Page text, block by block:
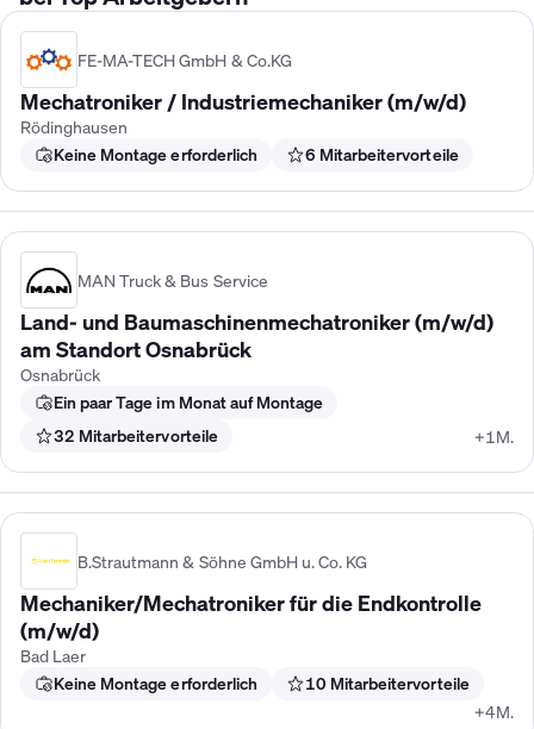
FE-MA-TECH GmbH & Co.KG
Mechatroniker / Industriemechaniker (m/w/d)
Rödinghausen
Keine Montage erforderlich
6 Mitarbeitervorteile
MAN Truck & Bus Service
Land- und Baumaschinenmechatroniker (m/w/d)
am Standort Osnabrück
Osnabrück
Ein paar Tage im Monat auf Montage
32 Mitarbeitervorteile
+1M.
B.Strautmann & Söhne GmbH u. Co. KG
Mechaniker/Mechatroniker für die Endkontrolle
(m/w/d)
Bad Laer
Keine Montage erforderlich
10 Mitarbeitervorteile
+4M.